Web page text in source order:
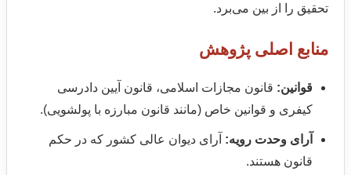
تحقیق را از بین می‌برد.
منابع اصلی پژوهش
قوانین: قانون مجازات اسلامی، قانون آیین دادرسی
کیفری و قوانین خاص (مانند قانون مبارزه با پولشویی).
آرای وحدت رویه: آرای دیوان عالی کشور که در حکم
قانون هستند.